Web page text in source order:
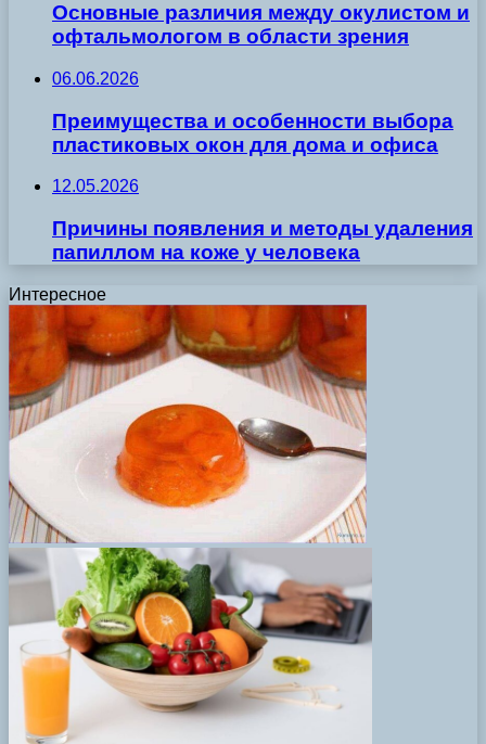
Основные различия между окулистом и
офтальмологом в области зрения
06.06.2026
Преимущества и особенности выбора
пластиковых окон для дома и офиса
12.05.2026
Причины появления и методы удаления
папиллом на коже у человека
Интересное